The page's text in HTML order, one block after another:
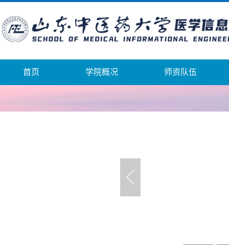
首页 学院概况 师资队伍